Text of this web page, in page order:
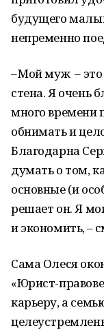
будущего
непременно
– Мой муж –
стена. Я очень
много времени
обнимать и
Благодарна
думать о том,
основные (и
решает он. Я
и экономить, –
Сама Олеся
«Юрист-
карьеру, а